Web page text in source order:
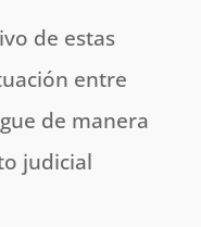
de estas
entre
de manera
judicial